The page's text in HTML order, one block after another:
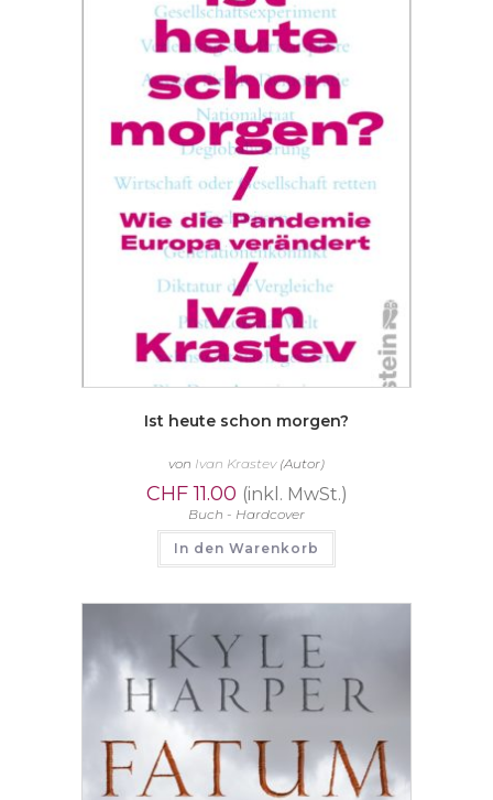
Ist heute schon morgen?
von Ivan Krastev(Autor)
CHF11.00 (inkl. MwSt.)
Buch - Hardcover
In den Warenkorb